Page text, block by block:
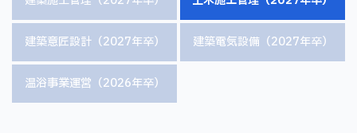
建築意匠設計（2027年卒） 建築電気設備（2027年卒）
温浴事業運営（2026年卒）